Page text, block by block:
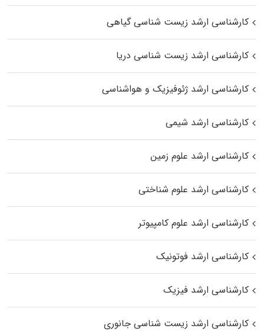
کارشناسی ارشد زیست‌ شناسی گیاهی
کارشناسی ارشد زیست‌ شناسی دریا
کارشناسی ارشد ژئوفیزیک و هواشناسی
کارشناسی ارشد شیمی
کارشناسی ارشد علوم زمین
کارشناسی ارشد علوم شناختی
کارشناسی ارشد علوم کامپیوتر
کارشناسی ارشد فوتونیک
کارشناسی ارشد فیزیک
کارشناسی ارشد زیست‌ شناسی جانوری